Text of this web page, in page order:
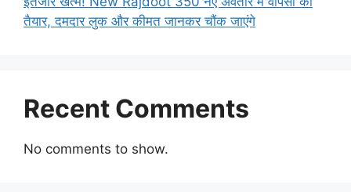
तैयार, दमदार लुक और कीमत जानकर चौंक जाएंगे
Recent Comments
No comments to show.